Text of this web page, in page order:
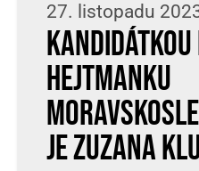
27. listopadu
hejtmanku
je Zuzana